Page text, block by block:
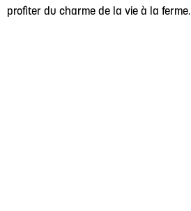
profiter du charme de la vie à la ferme.